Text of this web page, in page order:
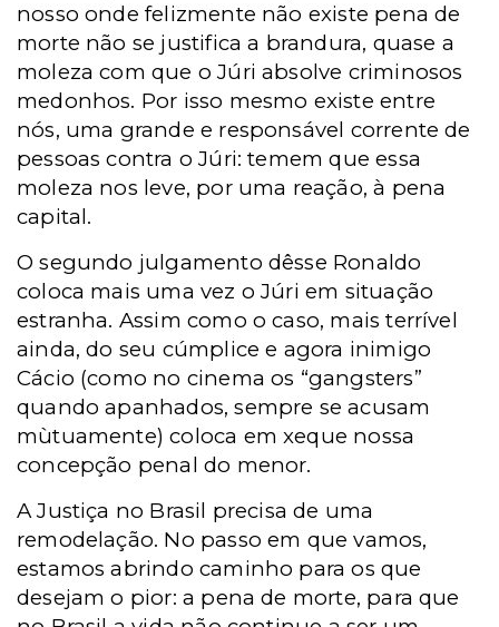
nosso onde felizmente não existe pena de
morte não se justifica a brandura, quase a
moleza com que o Júri absolve criminosos
medonhos. Por isso mesmo existe entre
nós, uma grande e responsável corrente de
pessoas contra o Júri: temem que essa
moleza nos leve, por uma reação, à pena
capital.
O segundo julgamento dêsse Ronaldo
coloca mais uma vez o Júri em situação
estranha. Assim como o caso, mais terrível
ainda, do seu cúmplice e agora inimigo
Cácio (como no cinema os “gangsters”
quando apanhados, sempre se acusam
mùtuamente) coloca em xeque nossa
concepção penal do menor.
A Justiça no Brasil precisa de uma
remodelação. No passo em que vamos,
estamos abrindo caminho para os que
desejam o pior: a pena de morte, para que